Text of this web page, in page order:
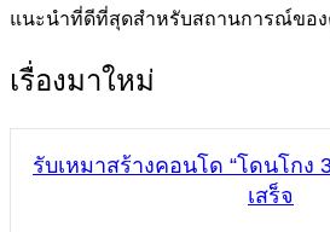
แนะนำที่ดีที่สุดสำหรับสถานการณ์ขอ
เรื่องมาใหม่
รับเหมาสร้างคอนโด “โดนโกง
เสร็จ